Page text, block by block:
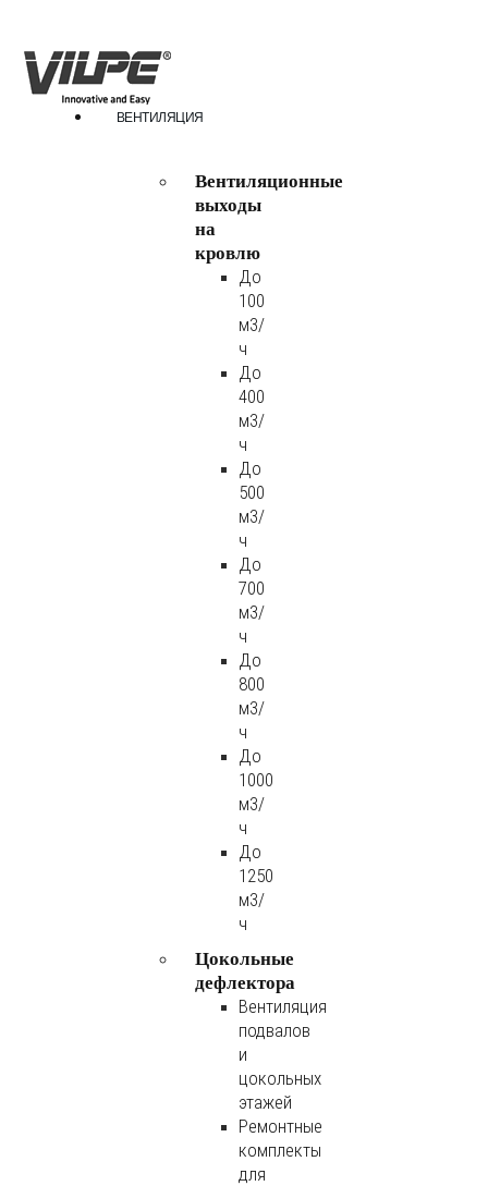
ВЕНТИЛЯЦИЯ
Вентиляционные
выходы
на
кровлю
До
100
м3/
ч
До
400
м3/
ч
До
500
м3/
ч
До
700
м3/
ч
До
800
м3/
ч
До
1000
м3/
ч
До
1250
м3/
ч
Цокольные
дефлектора
Вентиляция
подвалов
и
цокольных
этажей
Ремонтные
комплекты
для